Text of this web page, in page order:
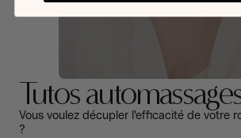
Tutos
Vous voulez décupler l'efficacité de votre
?